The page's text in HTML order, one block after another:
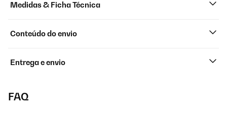
Medidas & Ficha Técnica
Conteúdo do envio
Entrega e envio
FAQ